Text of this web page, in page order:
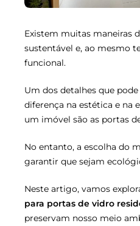
Existem muitas maneiras
sustentável e, ao mesmo
funcional.
Um dos detalhes que
diferença na estética e na
um imóvel são as portas
No entanto, a escolha do
garantir que sejam
Neste artigo, vamos
para portas de vidro
preservam nosso meio